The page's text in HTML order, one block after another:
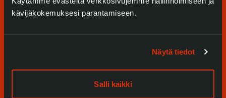
kävijäkokemuksesi parantamiseen.
Näytä tiedot
Salli kaikki
Palvelumme
Kokoelmat ja museo